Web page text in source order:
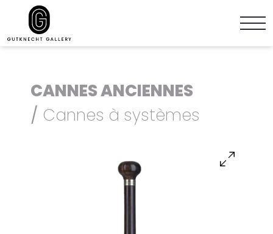
CANNES ANCIENNES
/ Cannes à systèmes